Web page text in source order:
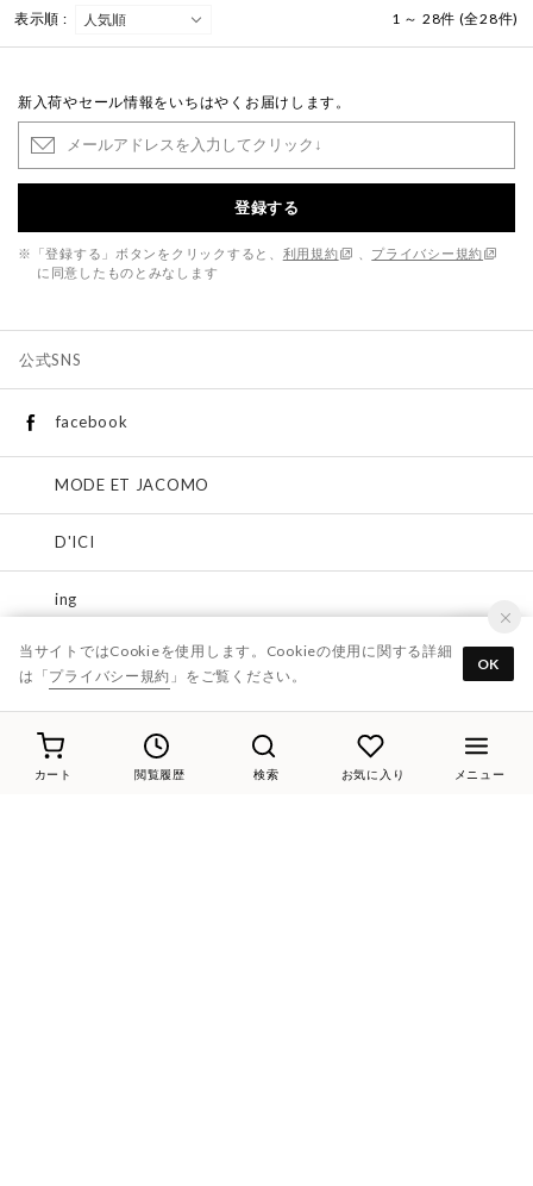
カート 閲覧履歴 検索 お気に入り メニュー
表示順 : 1 ～ 28件 (全28件)
新入荷やセール情報をいちはやくお届けします。
登録する
※「登録する」ボタンをクリックすると、 利用規約
プライバシー規約
に同意したものとみなします
公式SNS
facebook
MODE ET JACOMO
D'ICI
ing
Riz raffinee
instagram
MODE ET JACOMO
当サイトではCookieを使用します。Cookieの使用に関する詳細
は「プライバシー規約 」をご覧ください。
OK